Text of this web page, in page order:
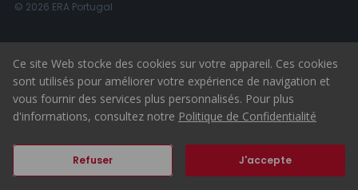
© 2026 ERA Portugal
Ce site Web stocke des cookies sur votre appareil. Ces cookies
sont utilisés pour améliorer votre expérience de navigation et
vous fournir des services plus personnalisés. Pour plus
d'informations, consultez notre Politique de Confidentialité
Refuser J'accepte